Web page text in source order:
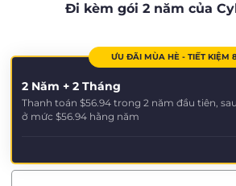
Đi kèm gói 2 năm của
ƯU ĐÃI MÙA HÈ - TIẾT KIỆM
2 Năm + 2 Tháng
Thanh toán $56.94 trong 2 năm đầu tiên,
ở mức $56.94 hằng năm